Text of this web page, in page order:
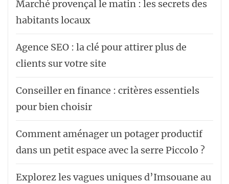
Marché provençal le matin : les secrets des
habitants locaux
Agence SEO : la clé pour attirer plus de
clients sur votre site
Conseiller en finance : critères essentiels
pour bien choisir
Comment aménager un potager productif
dans un petit espace avec la serre Piccolo ?
Explorez les vagues uniques d’Imsouane au